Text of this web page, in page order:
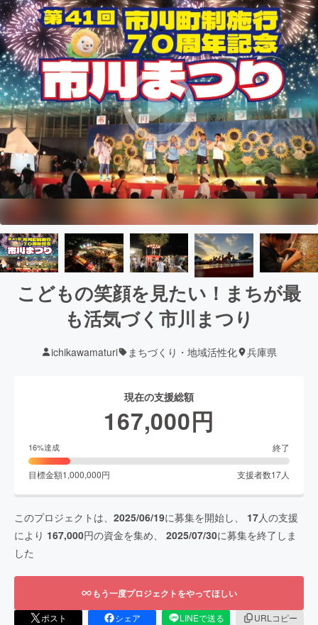
こどもの笑顔を見たい！まちが最
も活気づく市川まつり
ichikawamaturi まちづくり・地域活性化 兵庫県
現在の支援総額
167,000円
16%達成 終了
目標金額1,000,000円 支援者数17人
このプロジェクトは、 2025/06/19に募集を開始し、 17人の支援
により 167,000円の資金を集め、 2025/07/30に募集を終了しま
した
もう一度プロジェクトをやってほしい
ポスト シェア LINEで送る
URLコピー